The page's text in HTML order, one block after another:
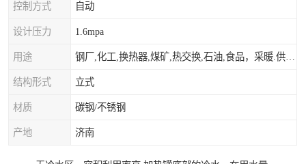
控制方式 自动
设计压力 1.6mpa
用途
结构形式 立式
材质 碳钢/不锈钢
产地 济南